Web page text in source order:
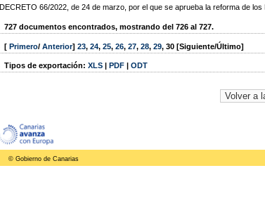
DECRETO 66/2022, de 24 de marzo, por el que se aprueba la reforma de
727 documentos encontrados, mostrando del 726 al 727.
[ Primero/ Anterior] 23, 24, 25, 26, 27, 28, 29, 30 [Siguiente/Último]
Tipos de exportación: XLS | PDF | ODT
© Gobierno de Canarias